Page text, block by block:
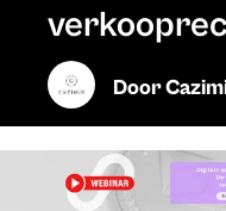
Door